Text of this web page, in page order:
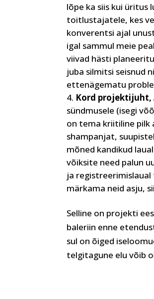
lõpe ka siis kui üritus
toitlustajatele, kes
konverentsi ajal
igal sammul meie
viivad hästi
juba silmitsi seisnud
ettenägematu
Kord projektijuht,
sündmusele (isegi
on tema kriitiline pilk
shampanjat,
mõned kandikud
võiksite need palun
ja registreerimislaual
märkama neid asju,
Selline on projekti
baleriin enne
sul on õiged
telgitagune elu võib